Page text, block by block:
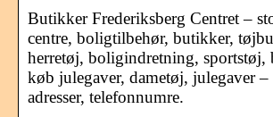
Butikker Frederiksberg Centret –
centre, boligtilbehør, butikker,
herretøj, boligindretning, sportstøj,
køb julegaver, dametøj, julegaver –
adresser, telefonnumre.